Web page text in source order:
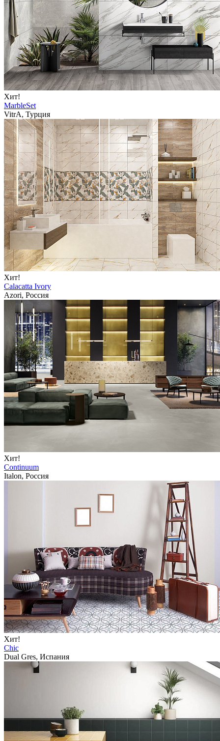
Хит!
MarbleSet
VitrA, Турция
Хит!
Calacatta Ivory
Azori, Россия
Хит!
Continuum
Italon, Россия
Хит!
Chic
Dual Gres, Испания